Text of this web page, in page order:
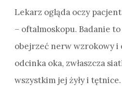
Lekarz ogląda oczy
– oftalmoskopu. Badanie
obejrzeć nerw wzrokowy i
odcinka oka, zwłaszcza
wszystkim jej żyły i tętnice.